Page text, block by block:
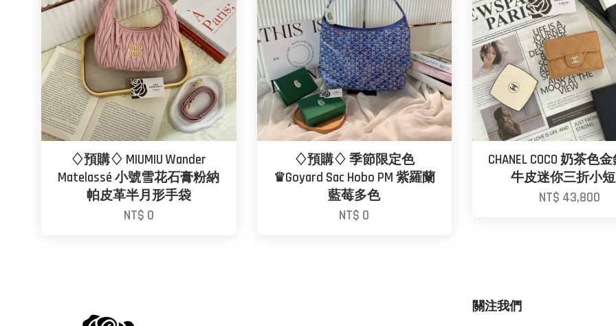
♢預購♢ MIUMIU Wander
Matelassé 小號雪花石膏粉納
帕皮革半月形手袋
NT$ 0
♢預購♢ 季節限定色
♛Goyard Sac Hobo PM 紫羅蘭
藍莓多色
NT$ 0
CHANEL COCO 奶茶色
牛皮迷你三折小
NT$ 43,800
關注我們